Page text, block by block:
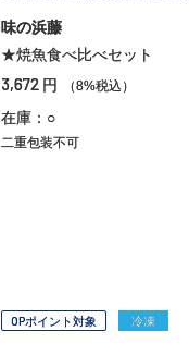
味の浜藤
★焼魚食べ比べセット
3,672 円 （8%税込）
在庫：○
二重包装不可
OPポイント対象 冷凍